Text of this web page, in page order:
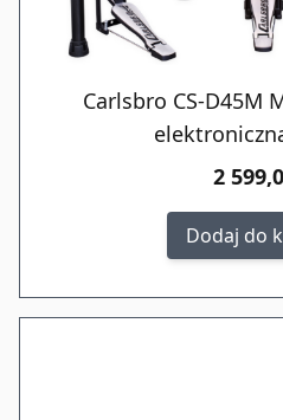
Carlsbro CS-D45M
2
Dodaj do